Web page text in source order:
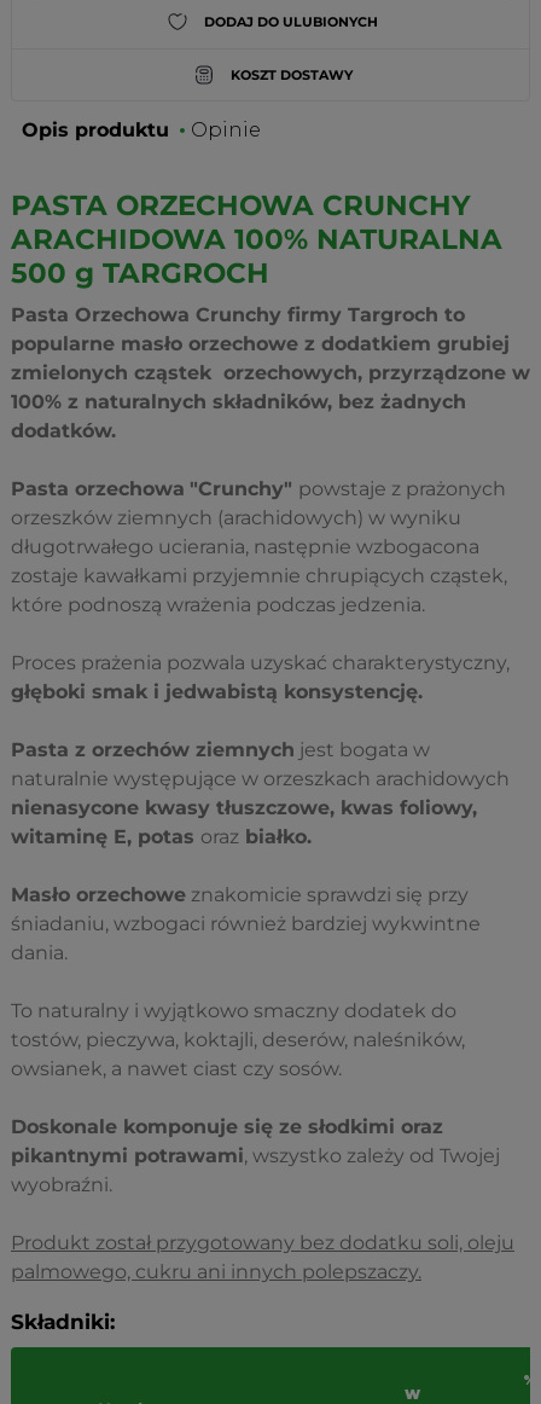
DODAJ DO ULUBIONYCH
KOSZT DOSTAWY
Opis produktu Opinie
PASTA ORZECHOWA CRUNCHY
ARACHIDOWA 100% NATURALNA
500 g TARGROCH
Pasta Orzechowa Crunchy firmy Targroch to
popularne masło orzechowe z dodatkiem grubiej
zmielonych cząstek orzechowych, przyrządzone w
100% z naturalnych składników, bez żadnych
dodatków.
Pasta orzechowa "Crunchy" powstaje z prażonych
orzeszków ziemnych (arachidowych) w wyniku
długotrwałego ucierania, następnie wzbogacona
zostaje kawałkami przyjemnie chrupiących cząstek,
które podnoszą wrażenia podczas jedzenia.
Proces prażenia pozwala uzyskać charakterystyczny,
głęboki smak i jedwabistą konsystencję.
Pasta z orzechów ziemnych jest bogata w
naturalnie występujące w orzeszkach arachidowych
nienasycone kwasy tłuszczowe, kwas foliowy,
witaminę E, potas oraz białko.
Masło orzechowe znakomicie sprawdzi się przy
śniadaniu, wzbogaci również bardziej wykwintne
dania.
To naturalny i wyjątkowo smaczny dodatek do
tostów, pieczywa, koktajli, deserów, naleśników,
owsianek, a nawet ciast czy sosów.
Doskonale komponuje się ze słodkimi oraz
pikantnymi potrawami, wszystko zależy od Twojej
wyobraźni.
Produkt został przygotowany bez dodatku soli, oleju
palmowego, cukru ani innych polepszaczy.
Składniki:
W
%